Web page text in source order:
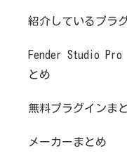
紹介しているプラ
Fender Studio Pro
とめ
無料プラグインま
メーカーまとめ